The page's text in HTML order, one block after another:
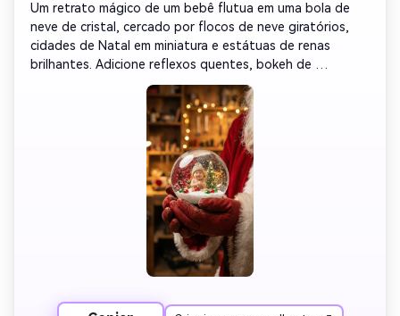
Um retrato mágico de um bebê flutua em uma bola de
neve de cristal, cercado por flocos de neve giratórios,
cidades de Natal em miniatura e estátuas de renas
brilhantes. Adicione reflexos quentes, bokeh de
profundidade de campo, tons cinematográficos e
sonhadores, uma atmosfera festiva surreal.